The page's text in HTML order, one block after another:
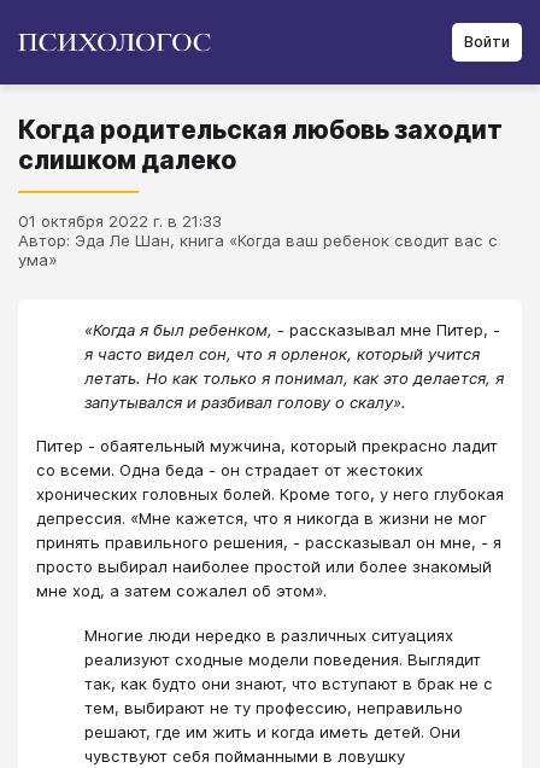
Войти
Когда родительская любовь заходит
слишком далеко
01 октября 2022 г. в 21:33
Автор: Эда Ле Шан, книга «Когда ваш ребенок сводит вас с
ума»
«Когда я был ребенком, - рассказывал мне Питер, -
я часто видел сон, что я орленок, который учится
летать. Но как только я понимал, как это делается, я
запутывался и разбивал голову о скалу».
Питер - обаятельный мужчина, который прекрасно ладит
со всеми. Одна беда - он страдает от жестоких
хронических головных болей. Кроме того, у него глубокая
депрессия. «Мне кажется, что я никогда в жизни не мог
принять правильного решения, - рассказывал он мне, - я
просто выбирал наиболее простой или более знакомый
мне ход, а затем сожалел об этом».
Многие люди нередко в различных ситуациях
реализуют сходные модели поведения. Выглядит
так, как будто они знают, что вступают в брак не с
тем, выбирают не ту профессию, неправильно
решают, где им жить и когда иметь детей. Они
чувствуют себя пойманными в ловушку